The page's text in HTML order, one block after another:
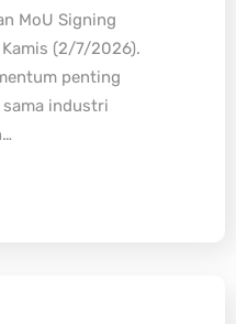
MoU Signing
(2/7/2026).
penting
industri